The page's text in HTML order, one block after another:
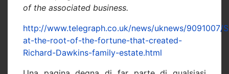
of the associated business.
http://www.telegraph.co.uk/news/uknews/9091007/
at-the-root-of-the-fortune-that-created-
Richard-Dawkins-family-estate.html